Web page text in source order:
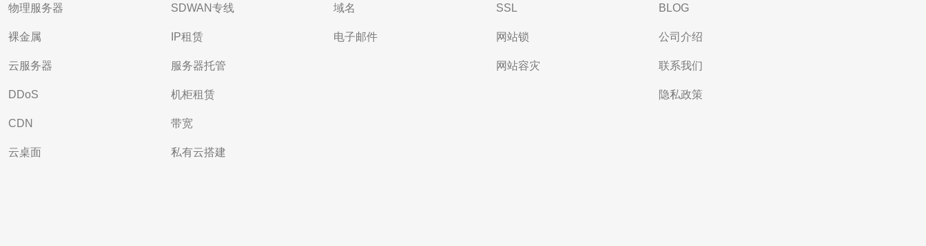
物理服务器
裸金属
云服务器
DDoS
CDN
云桌面
SDWAN专线
IP租赁
服务器托管
机柜租赁
带宽
私有云搭建
域名
电子邮件
SSL
网站锁
网站容灾
BLOG
公司介绍
联系我们
隐私政策